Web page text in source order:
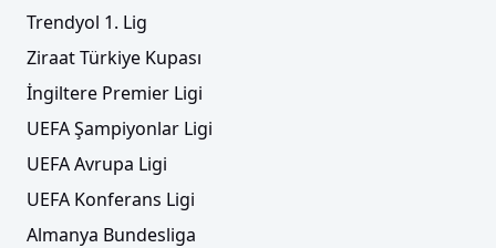
Trendyol 1. Lig
Ziraat Türkiye Kupası
İngiltere Premier Ligi
UEFA Şampiyonlar Ligi
UEFA Avrupa Ligi
UEFA Konferans Ligi
Almanya Bundesliga